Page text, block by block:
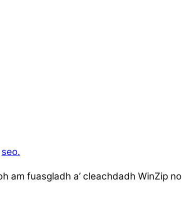
seo.
am fuasgladh a’ cleachdadh WinZip no